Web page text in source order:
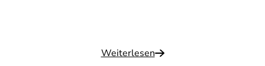
Weiterlesen